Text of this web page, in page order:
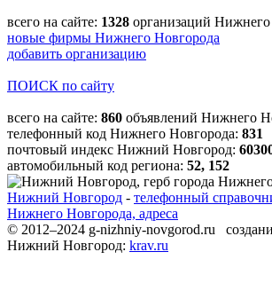
всего на сайте: 1328 организаций
новые фирмы Нижнего Новгорода
добавить организацию
ПОИСК по сайту
всего на сайте: 860 объявлений Нижнего
телефонный код Нижнего Новгорода: 831
почтовый индекс Нижний Новгород:
автомобильный код региона: 52, 152
Нижний Новгород - телефонный
Нижнего Новгорода, адреса
© 2012–2024 g-nizhniy-novgorod.ru
Нижний Новгород: krav.ru